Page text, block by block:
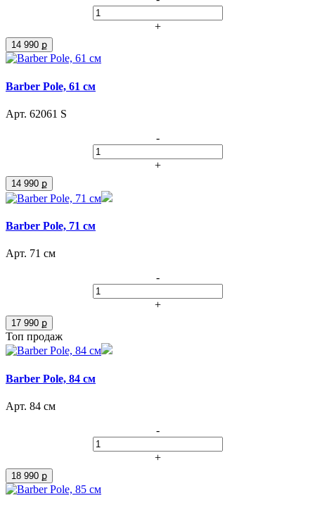
+
14 990 ք
Barber Pole, 61 см
Арт. 62061 S
-
+
14 990 ք
Barber Pole, 71 см
Арт. 71 см
-
+
17 990 ք
Топ продаж
Barber Pole, 84 см
Арт. 84 см
-
+
18 990 ք